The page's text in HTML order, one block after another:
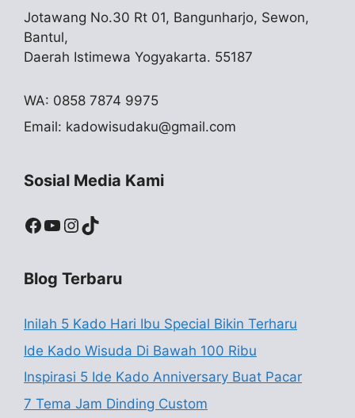
Jotawang No.30 Rt 01, Bangunharjo, Sewon,
Bantul,
Daerah Istimewa Yogyakarta. 55187
WA: 0858 7874 9975
Email: kadowisudaku@gmail.com
Sosial Media Kami
Facebook
YouTube
Instagram
TikTok
Blog Terbaru
Inilah 5 Kado Hari Ibu Special Bikin Terharu
Ide Kado Wisuda Di Bawah 100 Ribu
Inspirasi 5 Ide Kado Anniversary Buat Pacar
7 Tema Jam Dinding Custom